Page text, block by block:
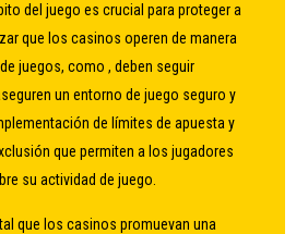
del juego es crucial para proteger a
que los casinos operen de manera
juegos, como , deben seguir
un entorno de juego seguro y
de límites de apuesta y
que permiten a los jugadores
su actividad de juego.
que los casinos promuevan una